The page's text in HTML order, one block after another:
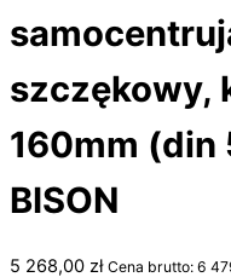
szczękowy,
160mm
BISON
5 268,00 zł Cena brutto: 6